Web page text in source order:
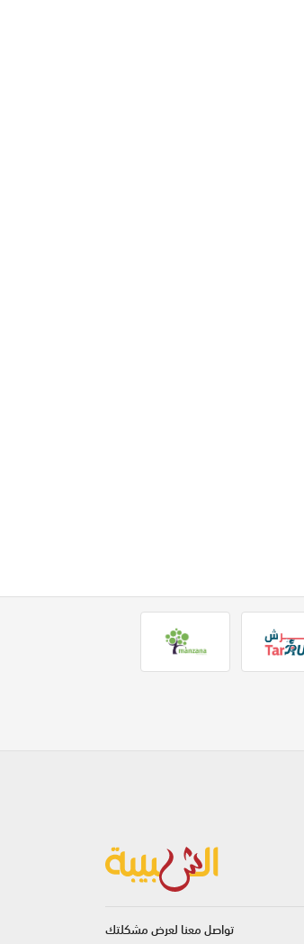
تواصل معنا لعرض مشكلتك